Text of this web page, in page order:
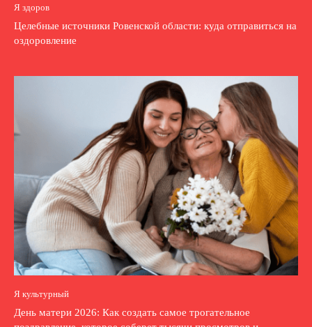
Я здоров
Целебные источники Ровенской области: куда отправиться на
оздоровление
Я культурный
День матери 2026: Как создать самое трогательное